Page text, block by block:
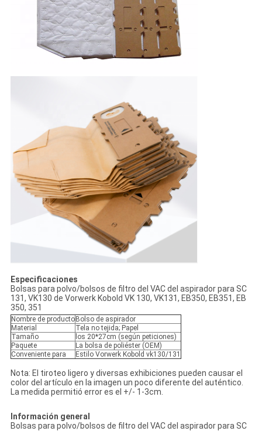
Especificaciones
Bolsas para polvo/bolsos de filtro del VAC del aspirador para SC
131, VK130 de Vorwerk Kobold VK 130, VK131, EB350, EB351, EB
350, 351
Nombre de producto Bolso de aspirador
Material
Tela no tejida; Papel
Tamaño
los 20*27cm (según peticiones)
Paquete
La bolsa de poliéster (OEM)
Conveniente para
Estilo Vorwerk Kobold vk130/131
Nota: El tiroteo ligero y diversas exhibiciones pueden causar el
color del artículo en la imagen un poco diferente del auténtico.
La medida permitió error es el +/- 1-3cm.
Información general
Bolsas para polvo/bolsos de filtro del VAC del aspirador para SC